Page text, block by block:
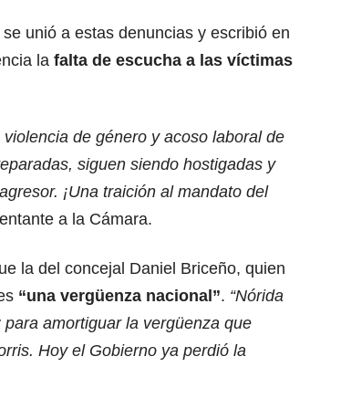
unió a estas denuncias y escribió en
la falta de escucha a las víctimas
de género y acoso laboral de
siguen siendo hostigadas y
¡Una traición al mandato del
a la Cámara.
la del concejal Daniel Briceño, quien
“una vergüenza nacional”. “Nórida
amortiguar la vergüenza que
Hoy el Gobierno ya perdió la